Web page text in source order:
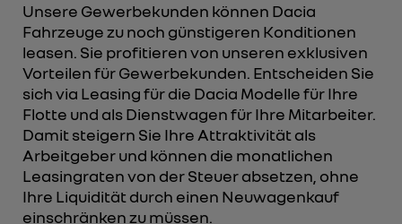
Unsere Gewerbekunden können Dacia
Fahrzeuge zu noch günstigeren Konditionen
leasen. Sie profitieren von unseren exklusiven
Vorteilen für Gewerbekunden. Entscheiden Sie
sich via Leasing für die Dacia Modelle für Ihre
Flotte und als Dienstwagen für Ihre Mitarbeiter.
Damit steigern Sie Ihre Attraktivität als
Arbeitgeber und können die monatlichen
Leasingraten von der Steuer absetzen, ohne
Ihre Liquidität durch einen Neuwagenkauf
einschränken zu müssen.